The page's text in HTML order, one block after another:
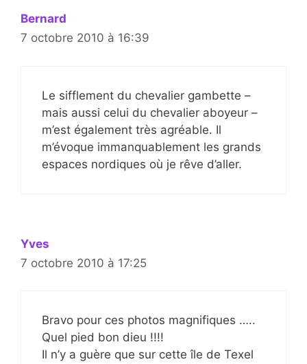
Bernard
7 octobre 2010 à 16:39
Le sifflement du chevalier gambette –
mais aussi celui du chevalier aboyeur –
m’est également très agréable. Il
m’évoque immanquablement les grands
espaces nordiques où je rêve d’aller.
Yves
7 octobre 2010 à 17:25
Bravo pour ces photos magnifiques …..
Quel pied bon dieu !!!!
Il n’y a guère que sur cette île de Texel